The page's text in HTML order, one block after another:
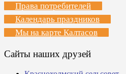
Права потребителей
Календарь праздников
Мы на карте Калтасов
Сайты наших друзей